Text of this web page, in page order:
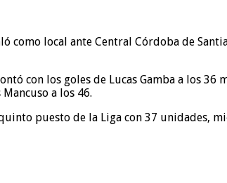
como local ante Central Córdoba de
con los goles de Lucas Gamba a los
a los 46.
puesto de la Liga con 37 unidades,